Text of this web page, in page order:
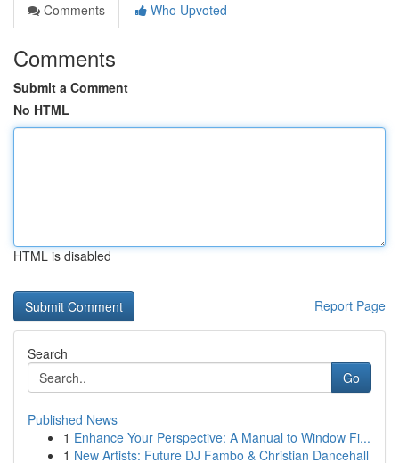
Comments
Who Upvoted
Comments
Submit a Comment
No HTML
HTML is disabled
Report Page
Search
Go
Published News
1 Enhance Your Perspective: A Manual to Window Fi...
1 New Artists: Future DJ Fambo & Christian Dancehall